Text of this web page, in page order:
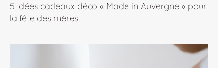
5 idées cadeaux déco « Made in Auvergne » pour
la fête des mères